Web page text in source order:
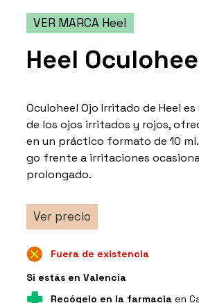
VER MARCA Heel
Heel
Oculoheel Ojo Irritado de Heel
de los ojos irritados y rojos,
en un práctico formato de 10
go frente a irritaciones
prolongado.
Ver precio
Fuera de existencia
Si estás en Valencia
Recógelo en la farmacia en